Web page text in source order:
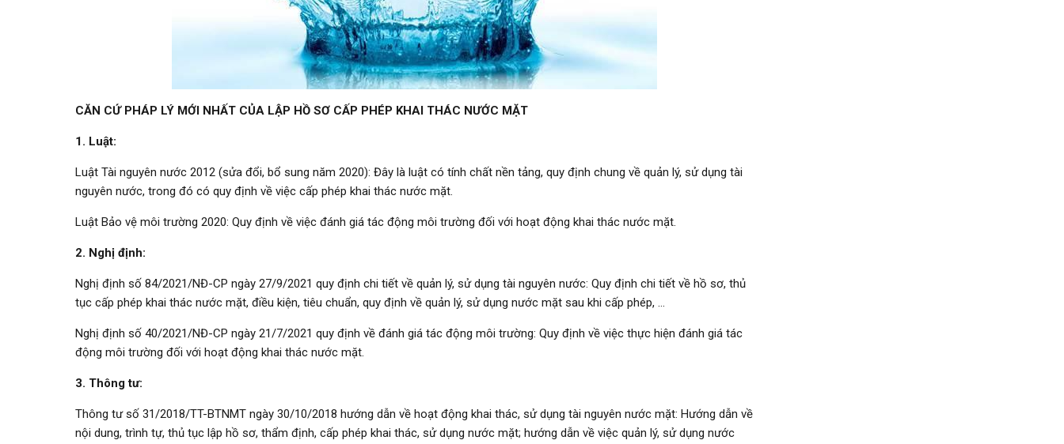
CĂN CỨ PHÁP LÝ MỚI NHẤT CỦA LẬP HỒ SƠ CẤP PHÉP KHAI THÁC NƯỚC MẶT
1. Luật:
Luật Tài nguyên nước 2012 (sửa đổi, bổ sung năm 2020): Đây là luật có tính chất nền tảng, quy định chung về quản lý, sử dụng tài
nguyên nước, trong đó có quy định về việc cấp phép khai thác nước mặt.
Luật Bảo vệ môi trường 2020: Quy định về việc đánh giá tác động môi trường đối với hoạt động khai thác nước mặt.
2. Nghị định:
Nghị định số 84/2021/NĐ-CP ngày 27/9/2021 quy định chi tiết về quản lý, sử dụng tài nguyên nước: Quy định chi tiết về hồ sơ, thủ
tục cấp phép khai thác nước mặt, điều kiện, tiêu chuẩn, quy định về quản lý, sử dụng nước mặt sau khi cấp phép, …
Nghị định số 40/2021/NĐ-CP ngày 21/7/2021 quy định về đánh giá tác động môi trường: Quy định về việc thực hiện đánh giá tác
động môi trường đối với hoạt động khai thác nước mặt.
3. Thông tư:
Thông tư số 31/2018/TT-BTNMT ngày 30/10/2018 hướng dẫn về hoạt động khai thác, sử dụng tài nguyên nước mặt: Hướng dẫn về
nội dung, trình tự, thủ tục lập hồ sơ, thẩm định, cấp phép khai thác, sử dụng nước mặt; hướng dẫn về việc quản lý, sử dụng nước